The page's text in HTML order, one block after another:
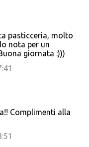
pasticceria, molto
nota per un
giornata :)))
Complimenti alla